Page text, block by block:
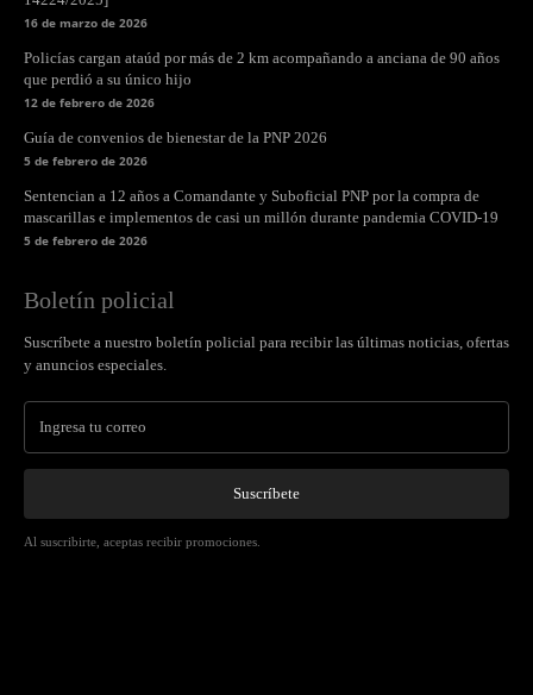
16 de marzo de 2026
Policías cargan ataúd por más de 2 km acompañando a anciana de 90 años
que perdió a su único hijo
12 de febrero de 2026
Guía de convenios de bienestar de la PNP 2026
5 de febrero de 2026
Sentencian a 12 años a Comandante y Suboficial PNP por la compra de
mascarillas e implementos de casi un millón durante pandemia COVID-19
5 de febrero de 2026
Boletín policial
Suscríbete a nuestro boletín policial para recibir las últimas noticias, ofertas
y anuncios especiales.
Suscríbete
Al suscribirte, aceptas recibir promociones.